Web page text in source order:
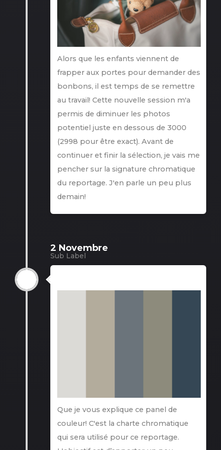
Alors que les enfants viennent de
frapper aux portes pour demander des
bonbons, il est temps de se remettre
au travail! Cette nouvelle session m'a
permis de diminuer les photos
potentiel juste en dessous de 3000
(2998 pour être exact). Avant de
continuer et finir la sélection, je vais me
pencher sur la signature chromatique
du reportage. J'en parle un peu plus
demain!
2 Novembre
Sub Label
Que je vous explique ce panel de
couleur! C'est la charte chromatique
qui sera utilisé pour ce reportage.